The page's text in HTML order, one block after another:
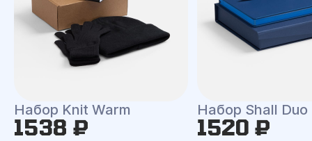
Набор Knit Warm
1538 ₽
Набор Shall Duo
1520 ₽